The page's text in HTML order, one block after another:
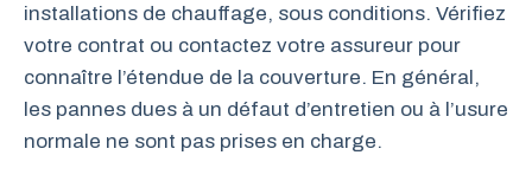
installations de chauffage, sous conditions. Vérifiez
votre contrat ou contactez votre assureur pour
connaître l’étendue de la couverture. En général,
les pannes dues à un défaut d’entretien ou à l’usure
normale ne sont pas prises en charge.